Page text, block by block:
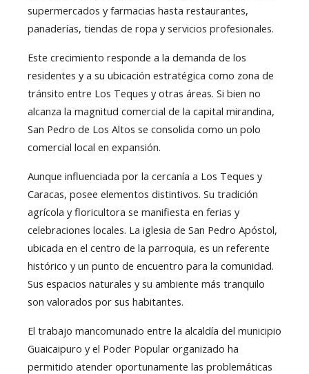
supermercados y farmacias hasta restaurantes,
panaderías, tiendas de ropa y servicios profesionales.
Este crecimiento responde a la demanda de los
residentes y a su ubicación estratégica como zona de
tránsito entre Los Teques y otras áreas. Si bien no
alcanza la magnitud comercial de la capital mirandina,
San Pedro de Los Altos se consolida como un polo
comercial local en expansión.
Aunque influenciada por la cercanía a Los Teques y
Caracas, posee elementos distintivos. Su tradición
agrícola y floricultora se manifiesta en ferias y
celebraciones locales. La iglesia de San Pedro Apóstol,
ubicada en el centro de la parroquia, es un referente
histórico y un punto de encuentro para la comunidad.
Sus espacios naturales y su ambiente más tranquilo
son valorados por sus habitantes.
El trabajo mancomunado entre la alcaldía del municipio
Guaicaipuro y el Poder Popular organizado ha
permitido atender oportunamente las problemáticas